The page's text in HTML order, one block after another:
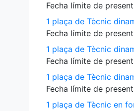
Fecha límite de
1 plaça de Tècnic
Fecha límite de
1 plaça de Tècnic
Fecha límite de
1 plaça de Tècnic
Fecha límite de
1 plaça de Tècnic en